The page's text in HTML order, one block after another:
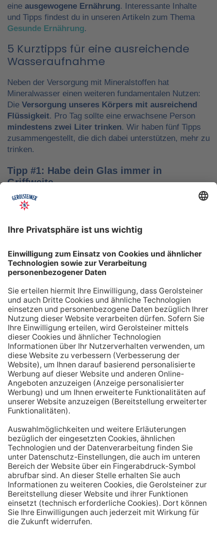
eine ausgewogene Ernährung. Interessante Inhalte
und Tipps findest du in unseren Artikeln zum Thema
Gesunde Ernährung.
5 Kurztipps für eine ausreichende
Wasseraufnahme
Neben der Versorgung mit Mineralstoffen hat
Mineralwasser einen weiteren fundamentalen Nutzen:
Die Versorgung unseres Körpers mit ausreichend
Flüssigkeit. Pro Tag sollte eine erwachsene Person
mindestens zwei Liter trinken. Wir haben fünf Tipps
zusammengestellt, die dich dabei unterstützen, mehr zu
trinken.
Tipp #1: Habe dein Glas immer in
Griffweite
Ob bei der Arbeit oder während der Freizeit: Wasser
nicht vergisst. Denke daran, auch unterwegs immer
etwas Wasser dabei zu haben. Kleine PET-Flaschen mit
hinnehmen.
Tipp #2: Trinke direkt nach dem Aufstehen
Über Nacht verliert dein Körper Flüssigkeit. Um gut in
den Tag zu starten, solltest du deshalb direkt nach dem
Aufstehen ein großes Glas Wasser trinken. Stelle dir
zum Beispiel eine Flasche Mineralwasser direkt ans
Bett, damit du dieses kleine Morgenritual sofort
durchführen kannst.
Tipp #3: Vor und während jeder Mahlzeit
ein Glas Wasser trinken
Dadurch verknüpfst du das Trinken mit einem Ereignis.
einer Mahlzeit trinken, unterstützt du außerdem die
Produktion von Verdauungssäften. Zusätzlich fördert
das Trinken während des Essens das Sättigungsgefühl.
Tipp #4: Peppe dein Wasser auf
Wenn dir der Geschmack von purem Mineralwasser
nicht reichen sollte, dann kannst du deine Getränke mit
einfachen Mitteln verfeinern. Mische dir einfach